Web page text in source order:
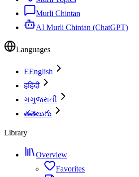
Murli Chintan
AI Murli Chintan (ChatGPT)
Languages
EEnglish
हहिंदी
ગગુજરાતી
తతెలుగు
Library
Overview
Favorites